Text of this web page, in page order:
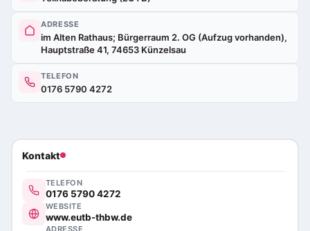
ADRESSE
im Alten Rathaus; Bürgerraum 2. OG (Aufzug vorhanden),
Hauptstraße 41, 74653 Künzelsau
TELEFON
0176 5790 4272
Kontakt
TELEFON
0176 5790 4272
WEBSITE
www.eutb-thbw.de
ADRESSE